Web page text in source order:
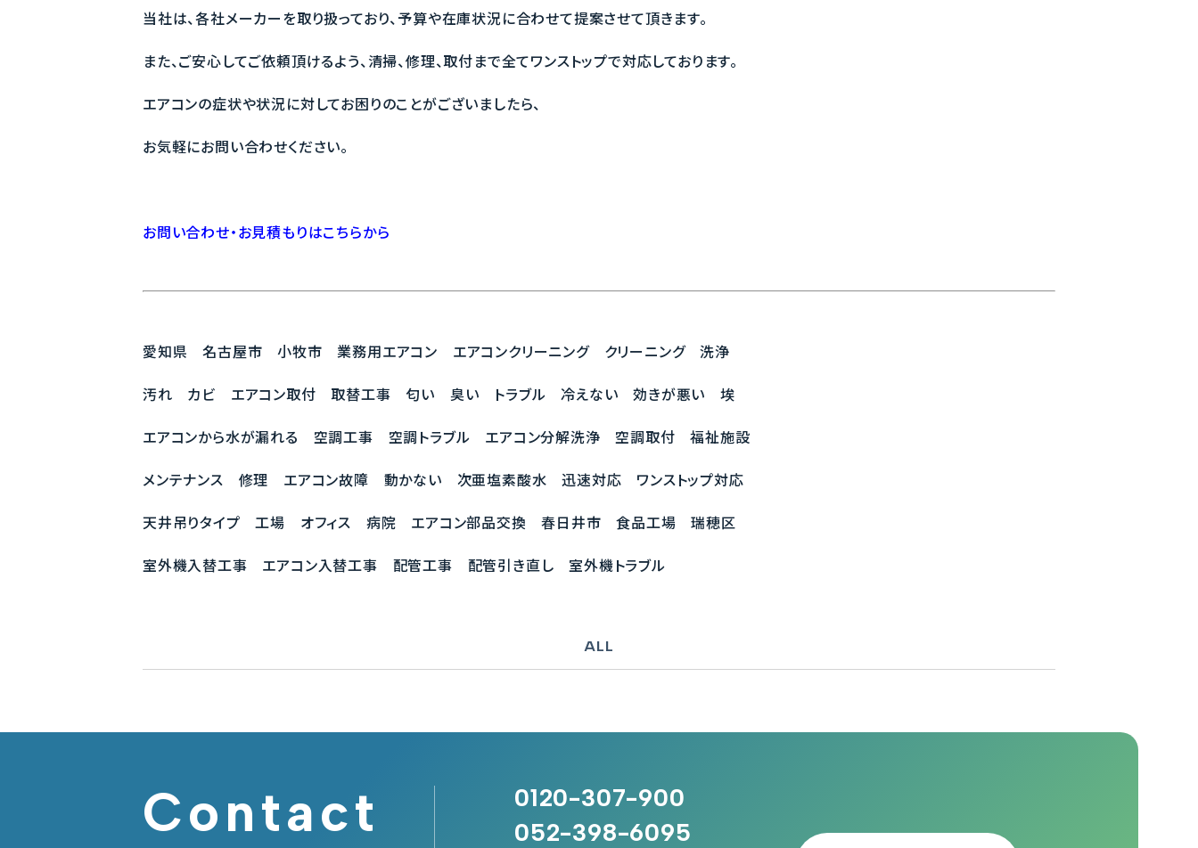
当社は、各社メーカーを取り扱っており、予算や在庫状況に合わせて提案させて頂きます。
また、ご安心してご依頼頂けるよう、清掃、修理、取付まで全てワンストップで対応しております。
エアコンの症状や状況に対してお困りのことがございましたら、
お気軽にお問い合わせください。
お問い合わせ・お見積もりはこちらから
愛知県 名古屋市 小牧市 業務用エアコン エアコンクリーニング クリーニング 洗浄
汚れ カビ エアコン取付 取替工事 匂い 臭い トラブル 冷えない 効きが悪い 埃
エアコンから水が漏れる 空調工事 空調トラブル エアコン分解洗浄 空調取付 福祉施設
メンテナンス 修理 エアコン故障 動かない 次亜塩素酸水 迅速対応 ワンストップ対応
天井吊りタイプ 工場 オフィス 病院 エアコン部品交換 春日井市 食品工場 瑞穂区
室外機入替工事 エアコン入替工事 配管工事 配管引き直し 室外機トラブル
ALL
Contact
0120-307-900
052-398-6095